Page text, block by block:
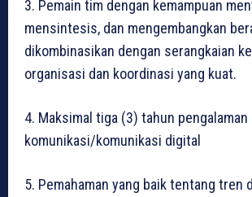
3. Pemain tim dengan kemampuan
mensintesis, dan mengembangkan
dikombinasikan dengan serangkaian
organisasi dan koordinasi yang kuat.
4. Maksimal tiga (3) tahun
komunikasi/komunikasi digital
5. Pemahaman yang baik tentang tren